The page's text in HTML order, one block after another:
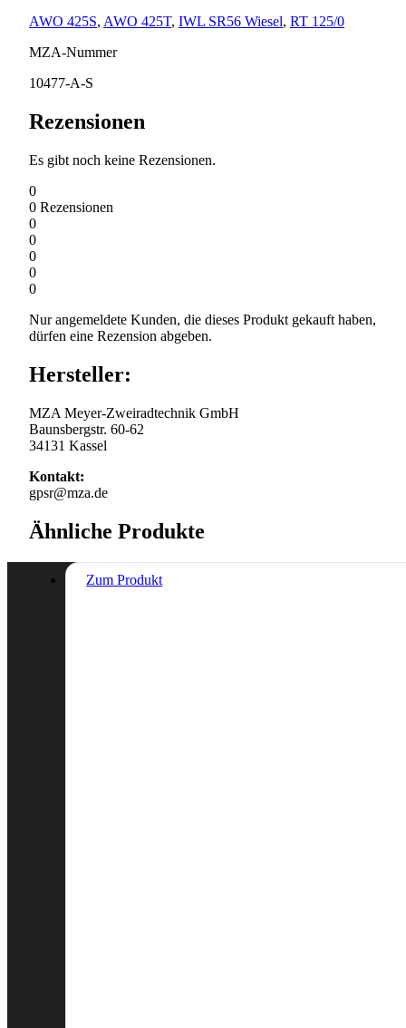
AWO 425S, AWO 425T, IWL SR56 Wiesel, RT 125/0
MZA-Nummer
10477-A-S
Rezensionen
Es gibt noch keine Rezensionen.
0
0 Rezensionen
0
0
0
0
0
Nur angemeldete Kunden, die dieses Produkt gekauft haben,
dürfen eine Rezension abgeben.
Hersteller:
MZA Meyer-Zweiradtechnik GmbH
Baunsbergstr. 60-62
34131 Kassel
Kontakt:
gpsr@mza.de
Ähnliche Produkte
Zum Produkt